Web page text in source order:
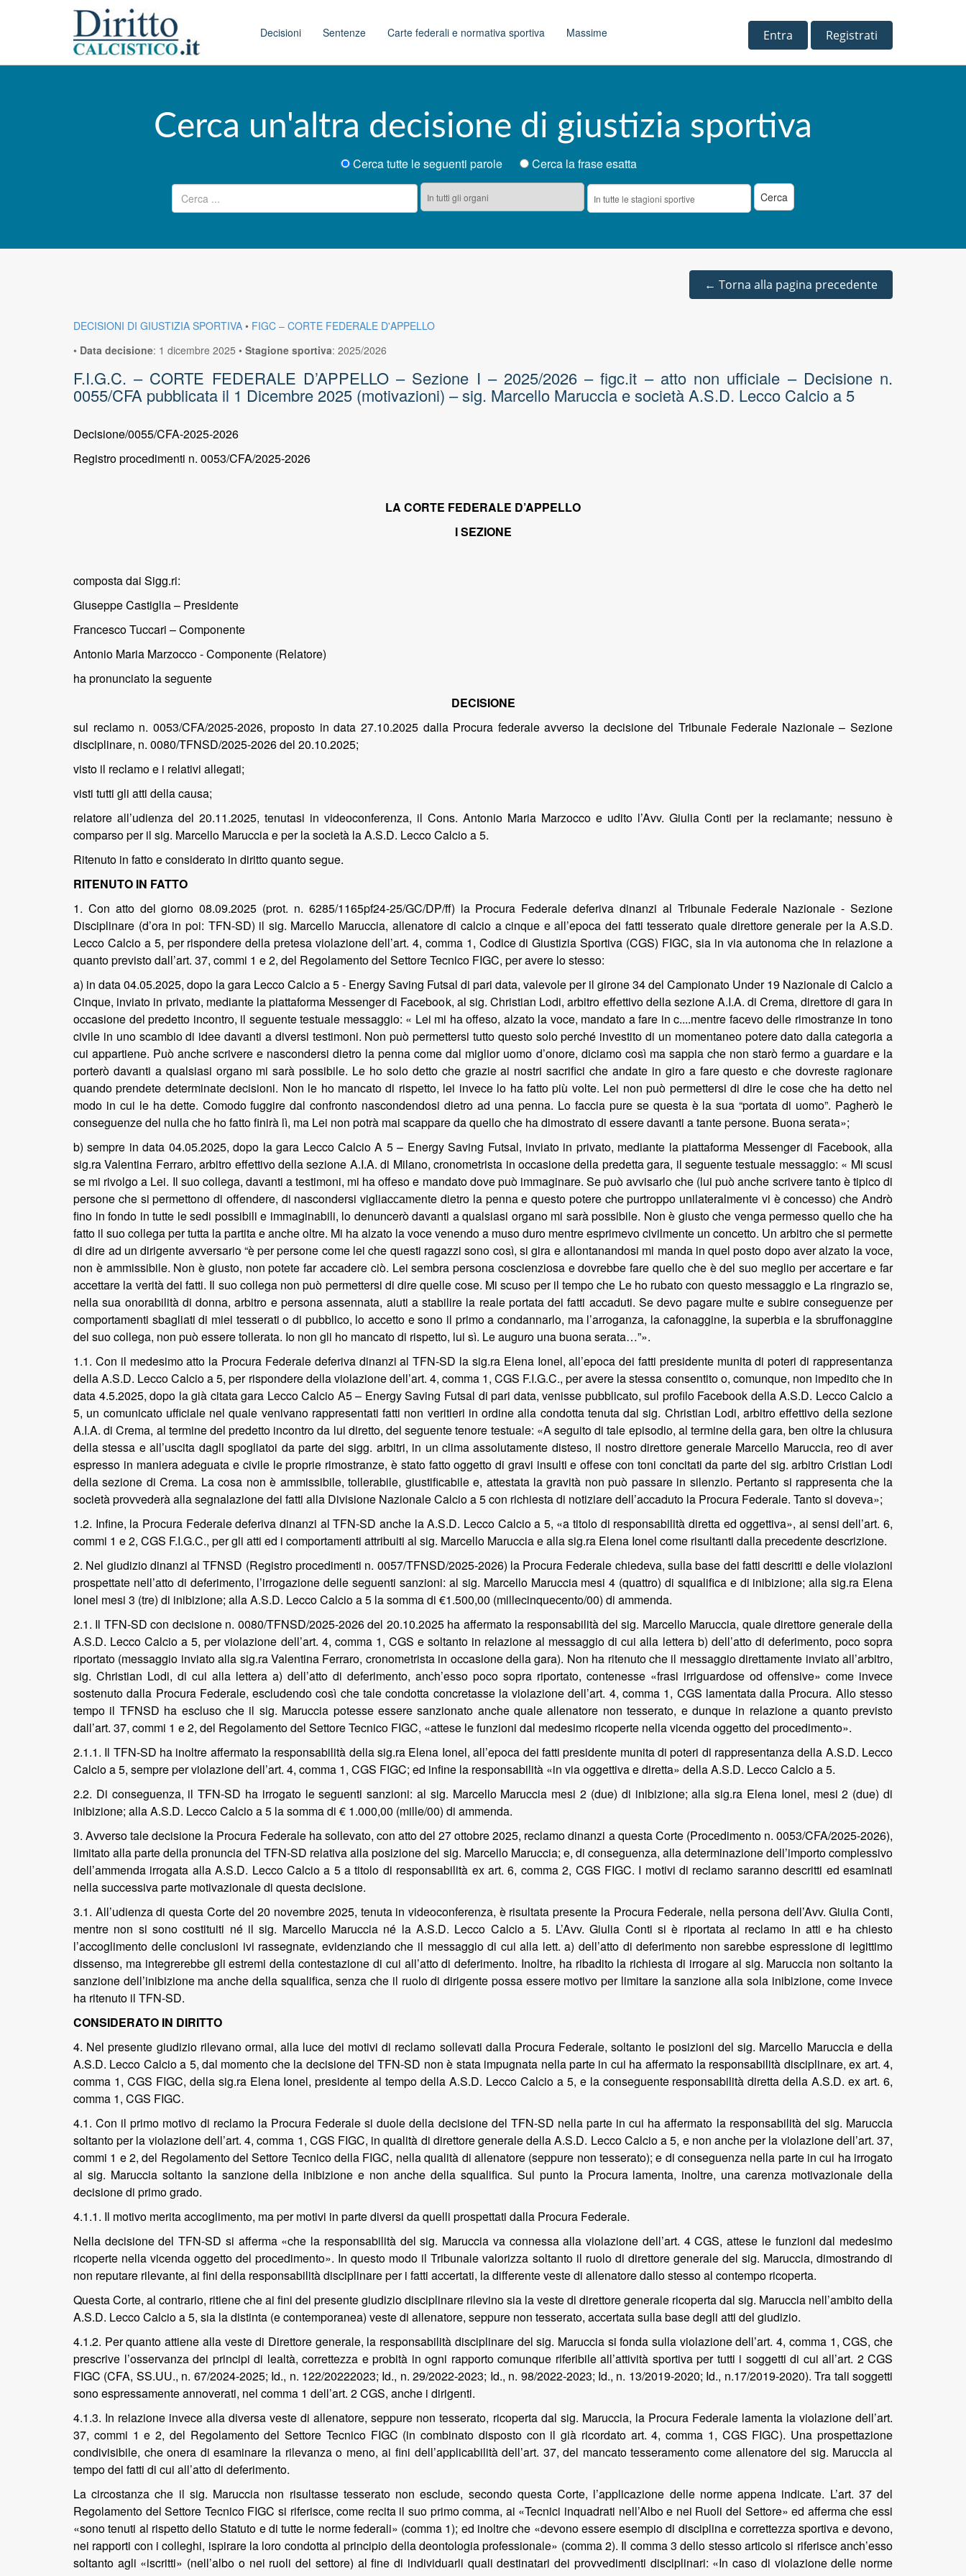
Main menu Decisioni Sentenze Carte federali e normativa sportiva Massime Entra Registrati
Cerca un'altra decisione di giustizia sportiva
Cerca tutte le seguenti parole
Cerca la frase esatta
Ricerca per:
← Torna alla pagina precedente
DECISIONI DI GIUSTIZIA SPORTIVA • FIGC – CORTE FEDERALE D'APPELLO
• Data decisione: 1 dicembre 2025 • Stagione sportiva: 2025/2026
F.I.G.C. – CORTE FEDERALE D’APPELLO – Sezione I – 2025/2026 – figc.it – atto non ufficiale – Decisione n.
0055/CFA pubblicata il 1 Dicembre 2025 (motivazioni) – sig. Marcello Maruccia e società A.S.D. Lecco Calcio a 5
Decisione/0055/CFA-2025-2026
Registro procedimenti n. 0053/CFA/2025-2026
LA CORTE FEDERALE D’APPELLO
I SEZIONE
composta dai Sigg.ri:
Giuseppe Castiglia – Presidente
Francesco Tuccari – Componente
Antonio Maria Marzocco - Componente (Relatore)
ha pronunciato la seguente
DECISIONE
sul reclamo n. 0053/CFA/2025-2026, proposto in data 27.10.2025 dalla Procura federale avverso la decisione del Tribunale Federale Nazionale – Sezione
disciplinare, n. 0080/TFNSD/2025-2026 del 20.10.2025;
visto il reclamo e i relativi allegati;
visti tutti gli atti della causa;
relatore all’udienza del 20.11.2025, tenutasi in videoconferenza, il Cons. Antonio Maria Marzocco e udito l’Avv. Giulia Conti per la reclamante; nessuno è
comparso per il sig. Marcello Maruccia e per la società la A.S.D. Lecco Calcio a 5.
Ritenuto in fatto e considerato in diritto quanto segue.
RITENUTO IN FATTO
1. Con atto del giorno 08.09.2025 (prot. n. 6285/1165pf24-25/GC/DP/ff) la Procura Federale deferiva dinanzi al Tribunale Federale Nazionale - Sezione
Disciplinare (d’ora in poi: TFN-SD) il sig. Marcello Maruccia, allenatore di calcio a cinque e all’epoca dei fatti tesserato quale direttore generale per la A.S.D.
Lecco Calcio a 5, per rispondere della pretesa violazione dell’art. 4, comma 1, Codice di Giustizia Sportiva (CGS) FIGC, sia in via autonoma che in relazione a
quanto previsto dall’art. 37, commi 1 e 2, del Regolamento del Settore Tecnico FIGC, per avere lo stesso:
a) in data 04.05.2025, dopo la gara Lecco Calcio a 5 - Energy Saving Futsal di pari data, valevole per il girone 34 del Campionato Under 19 Nazionale di Calcio a
Cinque, inviato in privato, mediante la piattaforma Messenger di Facebook, al sig. Christian Lodi, arbitro effettivo della sezione A.I.A. di Crema, direttore di gara in
occasione del predetto incontro, il seguente testuale messaggio: « Lei mi ha offeso, alzato la voce, mandato a fare in c....mentre facevo delle rimostranze in tono
civile in uno scambio di idee davanti a diversi testimoni. Non può permettersi tutto questo solo perché investito di un momentaneo potere dato dalla categoria a
cui appartiene. Può anche scrivere e nascondersi dietro la penna come dal miglior uomo d’onore, diciamo così ma sappia che non starò fermo аguardare e la
porterò davanti a qualsiasi organo mi sarà possibile. Le ho solo detto che grazie ai nostri sacrifici che andate in giro a fare questo e che dovreste ragionare
quando prendete determinate decisioni. Non le ho mancato di rispetto, lei invece lo ha fatto più volte. Lei non può permettersi di dire le cose che ha detto nel
modo in cui le ha dette. Comodo fuggire dal confronto nascondendosi dietro ad una penna. Lo faccia pure se questa è la sua “portata di uomo”. Pagherò le
conseguenze del nulla che ho fatto finirà lì, ma Lei non potrà mai scappare da quello che ha dimostrato di essere davanti a tante persone. Buona serata»;
b) sempre in data 04.05.2025, dopo la gara Lecco Calcio A 5 – Energy Saving Futsal, inviato in privato, mediante la piattaforma Messenger di Facebook, alla
sig.ra Valentina Ferraro, arbitro effettivo della sezione A.I.A. di Milano, cronometrista in occasione della predetta gara, il seguente testuale messaggio: « Mi scusi
se mi rivolgo a Lei. Il suo collega, davanti a testimoni, mi ha offeso e mandato dove può immaginare. Se può avvisarlo che (lui può anche scrivere tanto è tipico di
persone che si permettono di offendere, di nascondersi vigliacсаmеnte dietro la penna e questo potere che purtroppo unilateralmente vi è concesso) che Andrò
fino in fondo in tutte le sedi possibili e immaginabili, lo denuncerò davanti a qualsiasi organo mi sarà possibile. Non è giusto che venga permesso quello che ha
fatto il suo collega per tutta la partita e anche oltre. Mi ha alzato la voce venendo a muso duro mentre esprimevo civilmente un concetto. Un arbitro che si permette
di dire ad un dirigente avversario “è per persone come lei che questi ragazzi sono così, si gira e allontanandosi mi manda in quel posto dopo aver alzato la voce,
non è ammissibile. Non è giusto, non potete far accadere ciò. Lei sembra persona coscienziosa e dovrebbe fare quello che è del suo meglio per accertare e far
accettare la verità dei fatti. Il suo collega non può permettersi di dire quelle cose. Mi scuso per il tempo che Le ho rubato con questo messaggio e La ringrazio se,
nella sua onorabilità di donna, arbitro e persona assennata, aiuti a stabilire la reale portata dei fatti accaduti. Se devo pagare multe e subire conseguenze per
comportamenti sbagliati di miei tesserati o di pubblico, lo accetto e sono il primo a condannarlo, ma l’arroganza, la cafonaggine, la superbia e la sbruffonaggine
del suo collega, non può essere tollerata. Io non gli ho mancato di rispetto, lui sì. Le auguro una buona serata…”».
1.1. Con il medesimo atto la Procura Federale deferiva dinanzi al TFN-SD la sig.ra Elena Ionel, all’epoca dei fatti presidente munita di poteri di rappresentanza
della A.S.D. Lecco Calcio a 5, per rispondere della violazione dell’art. 4, comma 1, CGS F.I.G.C., per avere la stessa consentito o, comunque, non impedito che in
data 4.5.2025, dopo la già citata gara Lecco Calcio A5 – Energy Saving Futsal di pari data, venisse pubblicato, sul profilo Facebook della A.S.D. Lecco Calcio a
5, un comunicato ufficiale nel quale venivano rappresentati fatti non veritieri in ordine alla condotta tenuta dal sig. Christian Lodi, arbitro effettivo della sezione
A.I.A. di Crema, al termine del predetto incontro da lui diretto, del seguente tenore testuale: «A seguito di tale episodio, al termine della gara, ben oltre la chiusura
della stessa e all’uscita dagli spogliatoi da parte dei sigg. arbitri, in un clima assolutamente disteso, il nostro direttore generale Marcello Maruccia, reo di aver
espresso in maniera adeguata e civile le proprie rimostranze, è stato fatto oggetto di gravi insulti e offese con toni concitati da parte del sig. arbitro Cristian Lodi
della sezione di Crema. La cosa non è ammissibile, tollerabile, giustificabile e, attestata la gravità non può passare in silenzio. Pertanto si rappresenta che la
società provvederà alla segnalazione dei fatti alla Divisione Nazionale Calcio a 5 con richiesta di notiziare dell’accaduto la Procura Federale. Tanto si doveva»;
1.2. Infine, la Procura Federale deferiva dinanzi al TFN-SD anche la A.S.D. Lecco Calcio a 5, «a titolo di responsabilità diretta ed oggettiva», ai sensi dell’art. 6,
commi 1 e 2, CGS F.I.G.C., per gli atti ed i comportamenti attribuiti al sig. Marcello Maruccia e alla sig.ra Elena Ionel come risultanti dalla precedente descrizione.
2. Nel giudizio dinanzi al TFNSD (Registro procedimenti n. 0057/TFNSD/2025-2026) la Procura Federale chiedeva, sulla base dei fatti descritti e delle violazioni
prospettate nell’atto di deferimento, l’irrogazione delle seguenti sanzioni: al sig. Marcello Maruccia mesi 4 (quattro) di squalifica e di inibizione; alla sig.ra Elena
Ionel mesi 3 (tre) di inibizione; alla A.S.D. Lecco Calcio a 5 la somma di €1.500,00 (millecinquecento/00) di ammenda.
2.1. Il TFN-SD con decisione n. 0080/TFNSD/2025-2026 del 20.10.2025 ha affermato la responsabilità del sig. Marcello Maruccia, quale direttore generale della
A.S.D. Lecco Calcio a 5, per violazione dell’art. 4, comma 1, CGS e soltanto in relazione al messaggio di cui alla lettera b) dell’atto di deferimento, poco sopra
riportato (messaggio inviato alla sig.ra Valentina Ferraro, cronometrista in occasione della gara). Non ha ritenuto che il messaggio direttamente inviato all’arbitro,
sig. Christian Lodi, di cui alla lettera a) dell’atto di deferimento, anch’esso poco sopra riportato, contenesse «frasi irriguardose od offensive» come invece
sostenuto dalla Procura Federale, escludendo così che tale condotta concretasse la violazione dell’art. 4, comma 1, CGS lamentata dalla Procura. Allo stesso
tempo il TFNSD ha escluso che il sig. Maruccia potesse essere sanzionato anche quale allenatore non tesserato, e dunque in relazione a quanto previsto
dall’art. 37, commi 1 e 2, del Regolamento del Settore Tecnico FIGC, «attese le funzioni dal medesimo ricoperte nella vicenda oggetto del procedimento».
2.1.1. Il TFN-SD ha inoltre affermato la responsabilità della sig.ra Elena Ionel, all’epoca dei fatti presidente munita di poteri di rappresentanza della A.S.D. Lecco
Calcio a 5, sempre per violazione dell’art. 4, comma 1, CGS FIGC; ed infine la responsabilità «in via oggettiva e diretta» della A.S.D. Lecco Calcio a 5.
2.2. Di conseguenza, il TFN-SD ha irrogato le seguenti sanzioni: al sig. Marcello Maruccia mesi 2 (due) di inibizione; alla sig.ra Elena Ionel, mesi 2 (due) di
inibizione; alla A.S.D. Lecco Calcio a 5 la somma di € 1.000,00 (mille/00) di ammenda.
3. Avverso tale decisione la Procura Federale ha sollevato, con atto del 27 ottobre 2025, reclamo dinanzi a questa Corte (Procedimento n. 0053/CFA/2025-2026),
limitato alla parte della pronuncia del TFN-SD relativa alla posizione del sig. Marcello Maruccia; e, di conseguenza, alla determinazione dell’importo complessivo
dell’ammenda irrogata alla A.S.D. Lecco Calcio a 5 a titolo di responsabilità ex art. 6, comma 2, CGS FIGC. I motivi di reclamo saranno descritti ed esaminati
nella successiva parte motivazionale di questa decisione.
3.1. All’udienza di questa Corte del 20 novembre 2025, tenuta in videoconferenza, è risultata presente la Procura Federale, nella persona dell’Avv. Giulia Conti,
mentre non si sono costituiti né il sig. Marcello Maruccia né la A.S.D. Lecco Calcio a 5. L’Avv. Giulia Conti si è riportata al reclamo in atti e ha chiesto
l’accoglimento delle conclusioni ivi rassegnate, evidenziando che il messaggio di cui alla lett. a) dell’atto di deferimento non sarebbe espressione di legittimo
dissenso, ma integrerebbe gli estremi della contestazione di cui all’atto di deferimento. Inoltre, ha ribadito la richiesta di irrogare al sig. Maruccia non soltanto la
sanzione dell’inibizione ma anche della squalifica, senza che il ruolo di dirigente possa essere motivo per limitare la sanzione alla sola inibizione, come invece
ha ritenuto il TFN-SD.
CONSIDERATO IN DIRITTO
4. Nel presente giudizio rilevano ormai, alla luce dei motivi di reclamo sollevati dalla Procura Federale, soltanto le posizioni del sig. Marcello Maruccia e della
A.S.D. Lecco Calcio a 5, dal momento che la decisione del TFN-SD non è stata impugnata nella parte in cui ha affermato la responsabilità disciplinare, ex art. 4,
comma 1, CGS FIGC, della sig.ra Elena Ionel, presidente al tempo della A.S.D. Lecco Calcio a 5, e la conseguente responsabilità diretta della A.S.D. ex art. 6,
comma 1, CGS FIGC.
4.1. Con il primo motivo di reclamo la Procura Federale si duole della decisione del TFN-SD nella parte in cui ha affermato la responsabilità del sig. Maruccia
soltanto per la violazione dell’art. 4, comma 1, CGS FIGC, in qualità di direttore generale della A.S.D. Lecco Calcio a 5, e non anche per la violazione dell’art. 37,
commi 1 e 2, del Regolamento del Settore Tecnico della FIGC, nella qualità di allenatore (seppure non tesserato); e di conseguenza nella parte in cui ha irrogato
al sig. Maruccia soltanto la sanzione della inibizione e non anche della squalifica. Sul punto la Procura lamenta, inoltre, una carenza motivazionale della
decisione di primo grado.
4.1.1. Il motivo merita accoglimento, ma per motivi in parte diversi da quelli prospettati dalla Procura Federale.
Nella decisione del TFN-SD si afferma «che la responsabilità del sig. Maruccia va connessa alla violazione dell’art. 4 CGS, attese le funzioni dal medesimo
ricoperte nella vicenda oggetto del procedimento». In questo modo il Tribunale valorizza soltanto il ruolo di direttore generale del sig. Maruccia, dimostrando di
non reputare rilevante, ai fini della responsabilità disciplinare per i fatti accertati, la differente veste di allenatore dallo stesso al contempo ricoperta.
Questa Corte, al contrario, ritiene che ai fini del presente giudizio disciplinare rilevino sia la veste di direttore generale ricoperta dal sig. Maruccia nell’ambito della
A.S.D. Lecco Calcio a 5, sia la distinta (e contemporanea) veste di allenatore, seppure non tesserato, accertata sulla base degli atti del giudizio.
4.1.2. Per quanto attiene alla veste di Direttore generale, la responsabilità disciplinare del sig. Maruccia si fonda sulla violazione dell’art. 4, comma 1, CGS, che
prescrive l’osservanza dei principi di lealtà, correttezza e probità in ogni rapporto comunque riferibile all’attività sportiva per tutti i soggetti di cui all’art. 2 CGS
FIGC (CFA, SS.UU., n. 67/2024-2025; Id., n. 122/20222023; Id., n. 29/2022-2023; Id., n. 98/2022-2023; Id., n. 13/2019-2020; Id., n.17/2019-2020). Tra tali soggetti
sono espressamente annoverati, nel comma 1 dell’art. 2 CGS, anche i dirigenti.
4.1.3. In relazione invece alla diversa veste di allenatore, seppure non tesserato, ricoperta dal sig. Maruccia, la Procura Federale lamenta la violazione dell’art.
37, commi 1 e 2, del Regolamento del Settore Tecnico FIGC (in combinato disposto con il già ricordato art. 4, comma 1, CGS FIGC). Una prospettazione
condivisibile, che onera di esaminare la rilevanza o meno, ai fini dell’applicabilità dell’art. 37, del mancato tesseramento come allenatore del sig. Maruccia al
tempo dei fatti di cui all’atto di deferimento.
La circostanza che il sig. Maruccia non risultasse tesserato non esclude, secondo questa Corte, l’applicazione delle norme appena indicate. L’art. 37 del
Regolamento del Settore Tecnico FIGC si riferisce, come recita il suo primo comma, ai «Tecnici inquadrati nell’Albo e nei Ruoli del Settore» ed afferma che essi
«sono tenuti al rispetto dello Statuto e di tutte le norme federali» (comma 1); ed inoltre che «devono essere esempio di disciplina e correttezza sportiva e devono,
nei rapporti con i colleghi, ispirare la loro condotta al principio della deontologia professionale» (comma 2). Il comma 3 dello stesso articolo si riferisce anch’esso
soltanto agli «iscritti» (nell’albo o nei ruoli del settore) al fine di individuarli quali destinatari dei provvedimenti disciplinari: «In caso di violazione delle norme